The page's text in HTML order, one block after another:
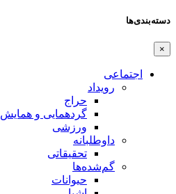
دسته‌بندی‌ها
×
اجتماعی
رویداد
حراج
گردهمایی و همایش
ورزشی
داوطلبانه
تحقیقاتی
گم‌شده‌ها
حیوانات